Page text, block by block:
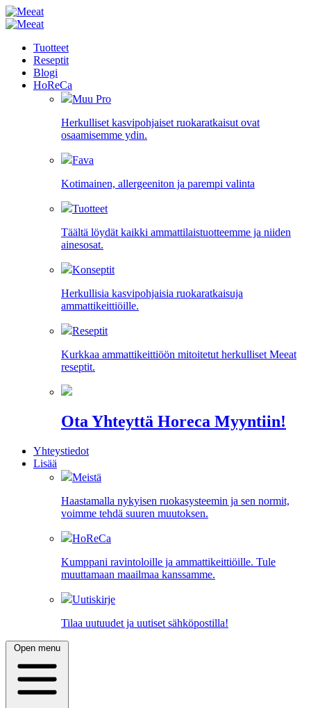
Tuotteet
Reseptit
Blogi
HoReCa
Muu Pro
Herkulliset kasvipohjaiset ruokaratkaisut ovat
osaamisemme ydin.
Fava
Kotimainen, allergeeniton ja parempi valinta
Tuotteet
Täältä löydät kaikki ammattilaistuotteemme ja niiden
ainesosat.
Konseptit
Herkullisia kasvipohjaisia ruokaratkaisuja
ammattikeittiöille.
Reseptit
Kurkkaa ammattikeittiöön mitoitetut herkulliset Meeat
reseptit.
Ota Yhteyttä Horeca Myyntiin!
Yhteystiedot
Lisää
Meistä
Haastamalla nykyisen ruokasysteemin ja sen normit,
voimme tehdä suuren muutoksen.
HoReCa
Kumppani ravintoloille ja ammattikeittiöille. Tule
muuttamaan maailmaa kanssamme.
Uutiskirje
Tilaa uutuudet ja uutiset sähköpostilla!
Open menu